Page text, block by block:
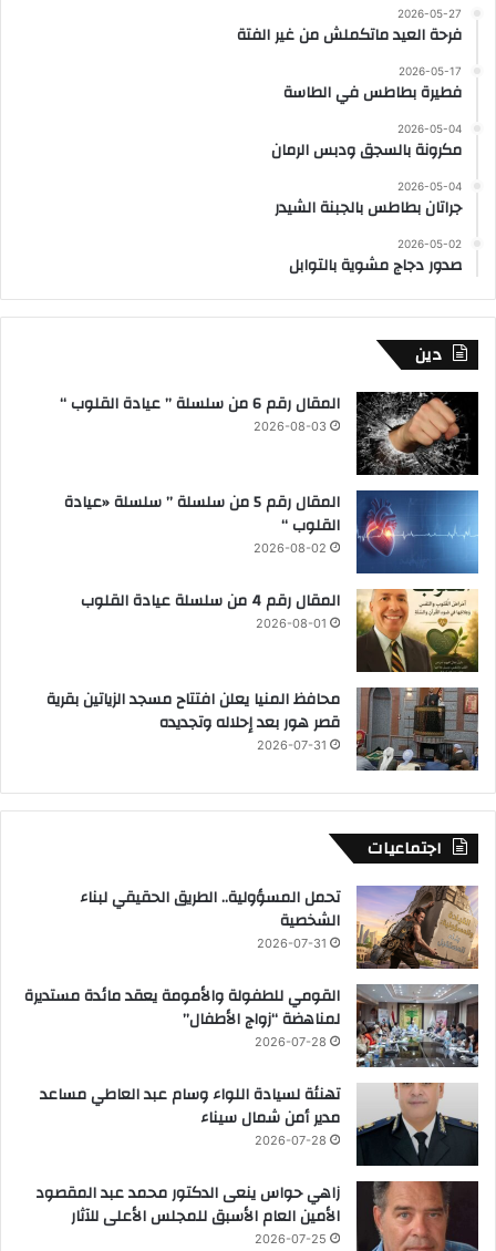
2026-05-27
فرحة العيد ماتكملش من غير الفتة
2026-05-17
فطيرة بطاطس في الطاسة
2026-05-04
مكرونة بالسجق ودبس الرمان
2026-05-04
جراتان بطاطس بالجبنة الشيدر
2026-05-02
صدور دجاج مشوية بالتوابل
دين
المقال رقم 6 من سلسلة ” عيادة القلوب “
2026-08-03
المقال رقم 5 من سلسلة ” سلسلة «عيادة
القلوب “
2026-08-02
المقال رقم 4 من سلسلة عيادة القلوب
2026-08-01
محافظ المنيا يعلن افتتاح مسجد الزياتين بقرية
قصر هور بعد إحلاله وتجديده
2026-07-31
اجتماعيات
تحمل المسؤولية.. الطريق الحقيقي لبناء
الشخصية
2026-07-31
القومي للطفولة والأمومة يعقد مائدة مستديرة
لمناهضة “زواج الأطفال”
2026-07-28
تهنئة لسيادة اللواء وسام عبد العاطي مساعد
مدير أمن شمال سيناء
2026-07-28
زاهي حواس ينعى الدكتور محمد عبد المقصود
الأمين العام الأسبق للمجلس الأعلى للآثار
2026-07-25